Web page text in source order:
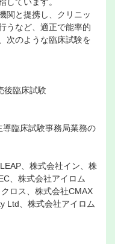
しています。
関と提携し、クリニッ
うなど、適正で能率的
次のような臨床試験を
後臨床試験
臨床試験事務局業務の
、株式会社イン、株
、株式会社アイロム
ロス、株式会社CMAX
Ltd、株式会社アイロム